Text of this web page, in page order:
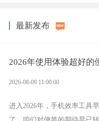
最新发布
2026年使用体验超好的
2026-08-09 11:00:00
进入2026年，手机效率工具